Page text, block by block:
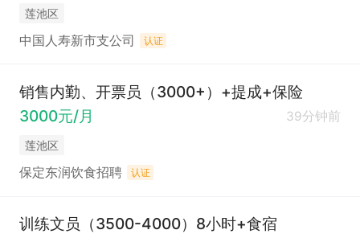
莲池区
中国人寿新市支公司 认证
销售内勤、开票员（3000+）+提成+保险
3000元/月
39分钟前
莲池区
保定东润饮食招聘 认证
训练文员（3500-4000）8小时+食宿